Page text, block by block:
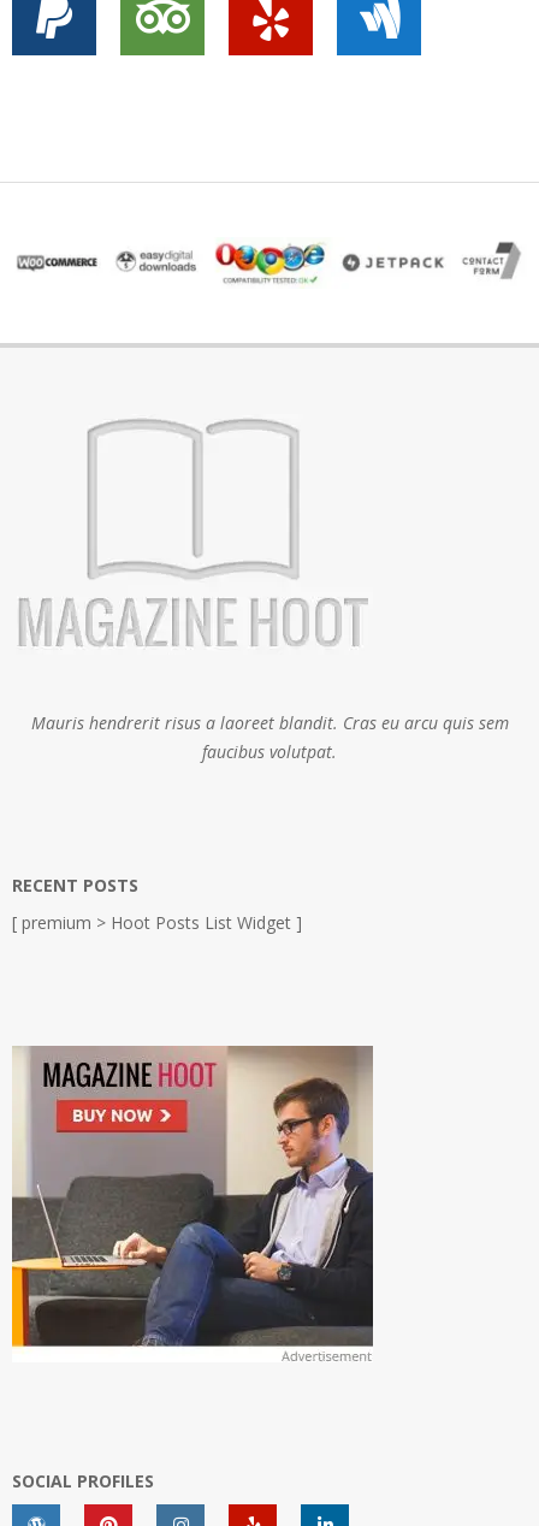
Mauris hendrerit risus a laoreet blandit. Cras eu arcu quis sem
faucibus volutpat.
RECENT POSTS
[ premium > Hoot Posts List Widget ]
SOCIAL PROFILES